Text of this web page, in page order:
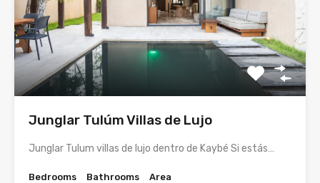
Junglar Tulúm Villas de Lujo
Junglar Tulum villas de lujo dentro de Kaybé Si estás…
Bedrooms
Bathrooms
Area